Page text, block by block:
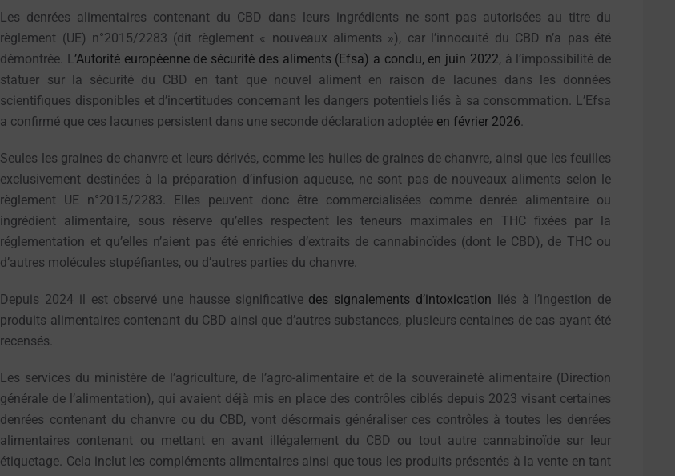
Les denrées alimentaires contenant du CBD dans leurs ingrédients ne sont pas autorisées au titre du
règlement (UE) n°2015/2283 (dit règlement « nouveaux aliments »), car l’innocuité du CBD n’a pas été
démontrée. L’Autorité européenne de sécurité des aliments (Efsa) a conclu, en juin 2022, à l’impossibilité de
statuer sur la sécurité du CBD en tant que nouvel aliment en raison de lacunes dans les données
scientifiques disponibles et d’incertitudes concernant les dangers potentiels liés à sa consommation. L’Efsa
a confirmé que ces lacunes persistent dans une seconde déclaration adoptée en février 2026.
Seules les graines de chanvre et leurs dérivés, comme les huiles de graines de chanvre, ainsi que les feuilles
exclusivement destinées à la préparation d’infusion aqueuse, ne sont pas de nouveaux aliments selon le
règlement UE n°2015/2283. Elles peuvent donc être commercialisées comme denrée alimentaire ou
ingrédient alimentaire, sous réserve qu’elles respectent les teneurs maximales en THC fixées par la
réglementation et qu’elles n’aient pas été enrichies d’extraits de cannabinoïdes (dont le CBD), de THC ou
d’autres molécules stupéfiantes, ou d’autres parties du chanvre.
Depuis 2024 il est observé une hausse significative des signalements d’intoxication liés à l’ingestion de
produits alimentaires contenant du CBD ainsi que d’autres substances, plusieurs centaines de cas ayant été
recensés.
Les services du ministère de l’agriculture, de l’agro-alimentaire et de la souveraineté alimentaire (Direction
générale de l’alimentation), qui avaient déjà mis en place des contrôles ciblés depuis 2023 visant certaines
denrées contenant du chanvre ou du CBD, vont désormais généraliser ces contrôles à toutes les denrées
alimentaires contenant ou mettant en avant illégalement du CBD ou tout autre cannabinoïde sur leur
étiquetage. Cela inclut les compléments alimentaires ainsi que tous les produits présentés à la vente en tant